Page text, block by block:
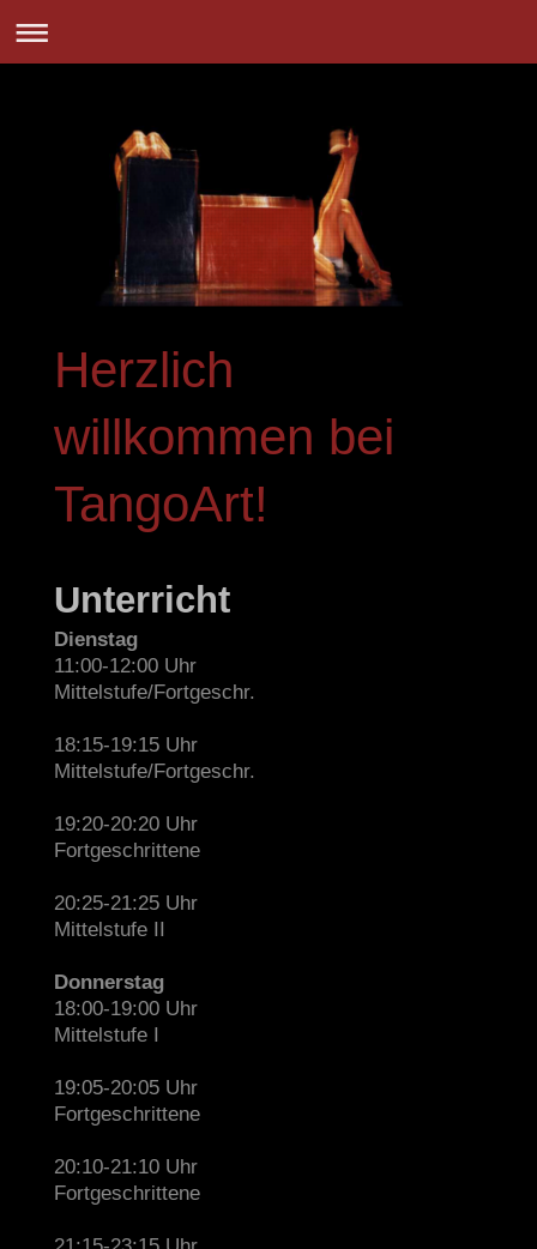
Herzlich
willkommen bei
TangoArt!
Unterricht
Dienstag
11:00-12:00 Uhr
Mittelstufe/Fortgeschr.
18:15-19:15 Uhr
Mittelstufe/Fortgeschr.
19:20-20:20 Uhr
Fortgeschrittene
20:25-21:25 Uhr
Mittelstufe II
Donnerstag
18:00-19:00 Uhr
Mittelstufe I
19:05-20:05 Uhr
Fortgeschrittene
20:10-21:10 Uhr
Fortgeschrittene